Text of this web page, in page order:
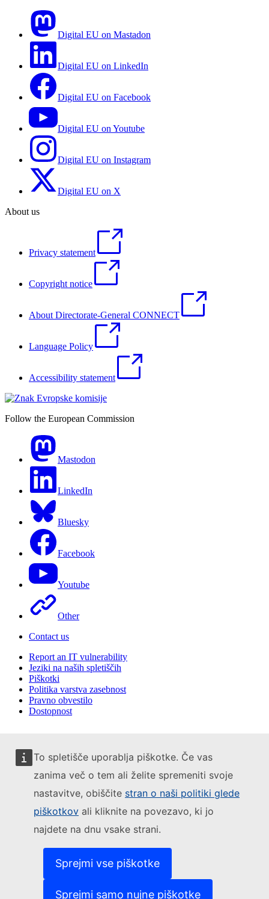
To spletišče uporablja piškotke. Če vas
zanima več o tem ali želite spremeniti svoje
nastavitve, obiščite stran o naši politiki glede
piškotkov ali kliknite na povezavo, ki jo
najdete na dnu vsake strani.
Sprejmi vse piškotke
Sprejmi samo nujne piškotke
Digital EU on Mastadon
Digital EU on LinkedIn
Digital EU on Facebook
Digital EU on Youtube
Digital EU on Instagram
Digital EU on X
About us
Privacy statement
Copyright notice
About Directorate-General CONNECT
Language Policy
Accessibility statement
Follow the European Commission
Mastodon
LinkedIn
Bluesky
Facebook
Youtube
Other
Contact us
Report an IT vulnerability
Jeziki na naših spletiščih
Piškotki
Politika varstva zasebnost
Pravno obvestilo
Dostopnost